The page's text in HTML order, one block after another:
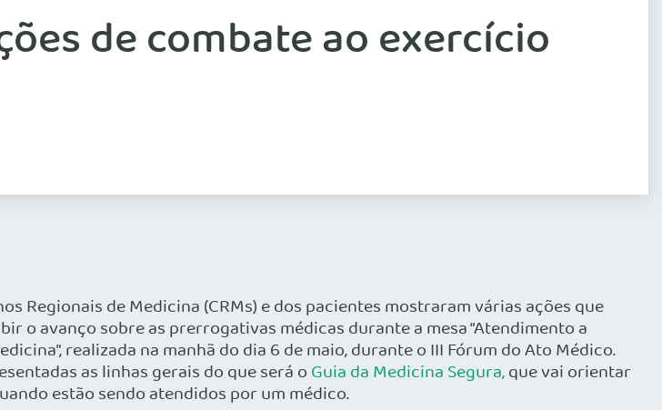
de combate ao exercício
Regionais de Medicina (CRMs) e dos pacientes mostraram várias ações que
o avanço sobre as prerrogativas médicas durante a mesa “Atendimento a
realizada na manhã do dia 6 de maio, durante o III Fórum do Ato Médico.
as linhas gerais do que será oGuia da Medicina Segura,que vai orientar
estão sendo atendidos por um médico.